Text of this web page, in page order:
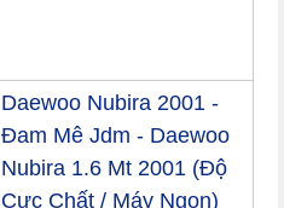
Daewoo Nubira 2001 -
Đam Mê Jdm - Daewoo
Nubira 1.6 Mt 2001 (Độ
Cực Chất / Máy Ngon)